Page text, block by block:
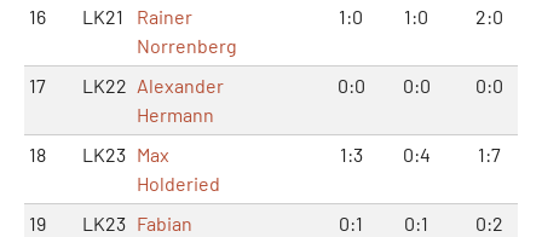
16 LK21
Rainer
Norrenberg
1:0 1:0 2:0
17 LK22 Alexander
Hermann
0:0 0:0 0:0
18 LK23 Max
Holderied
1:3 0:4 1:7
19 LK23 Fabian
0:1 0:1 0:2